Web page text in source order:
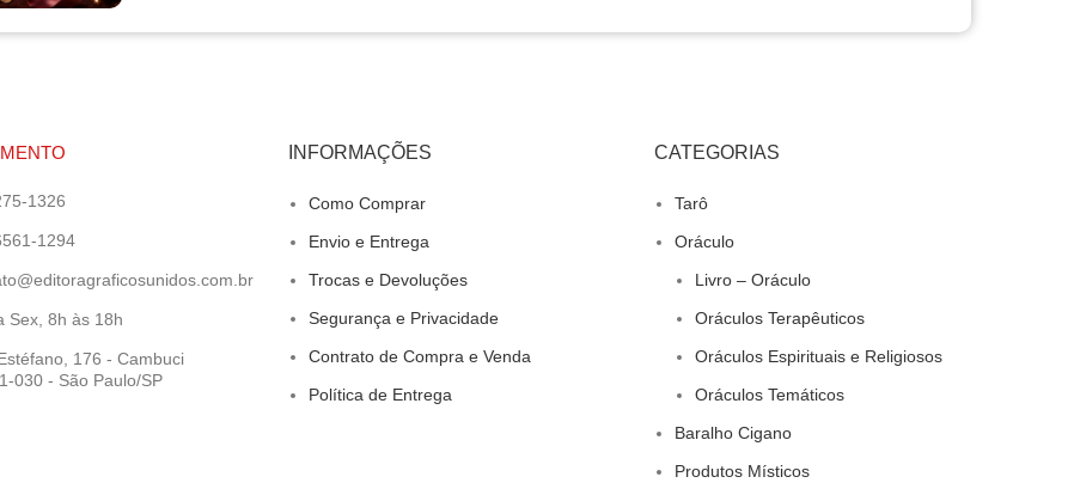
1326
1294
Sex, 8h às 18h
176 - Cambuci
030 - São Paulo/SP
INFORMAÇÕES
Como Comprar
Envio e Entrega
Trocas e Devoluções
Segurança e Privacidade
Contrato de Compra e Venda
Política de Entrega
CATEGORIAS
Tarô
Oráculo
Livro – Oráculo
Oráculos Terapêuticos
Oráculos Espirituais e Religiosos
Oráculos Temáticos
Baralho Cigano
Produtos Místicos